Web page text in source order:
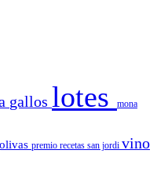
gallos lotes mona
olivas premio recetas san jordi vino